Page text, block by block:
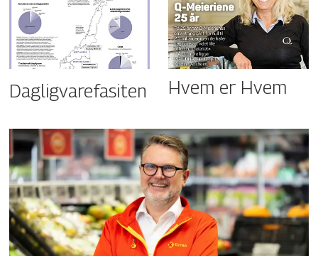
Dagligvarefasiten Hvem er Hvem